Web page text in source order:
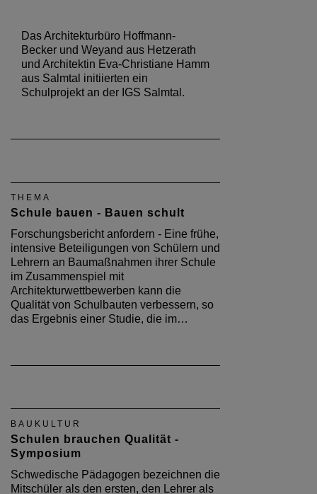
Das Architekturbüro Hoffmann-
Becker und Weyand aus Hetzerath
und Architektin Eva-Christiane Hamm
aus Salmtal initiierten ein
Schulprojekt an der IGS Salmtal.
THEMA
Schule bauen - Bauen schult
Forschungsbericht anfordern - Eine frühe,
intensive Beteiligungen von Schülern und
Lehrern an Baumaßnahmen ihrer Schule
im Zusammenspiel mit
Architekturwettbewerben kann die
Qualität von Schulbauten verbessern, so
das Ergebnis einer Studie, die im…
BAUKULTUR
Schulen brauchen Qualität -
Symposium
Schwedische Pädagogen bezeichnen die
Mitschüler als den ersten, den Lehrer als